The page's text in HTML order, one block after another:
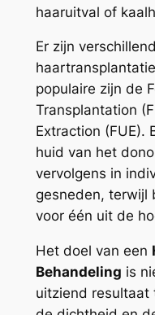
haaruitval of
Er zijn
populaire zijn de
Transplantation
Extraction (FUE).
huid van het
vervolgens in
gesneden, terwijl
voor één uit de
Het doel van een
Behandeling is
uitziend resultaat